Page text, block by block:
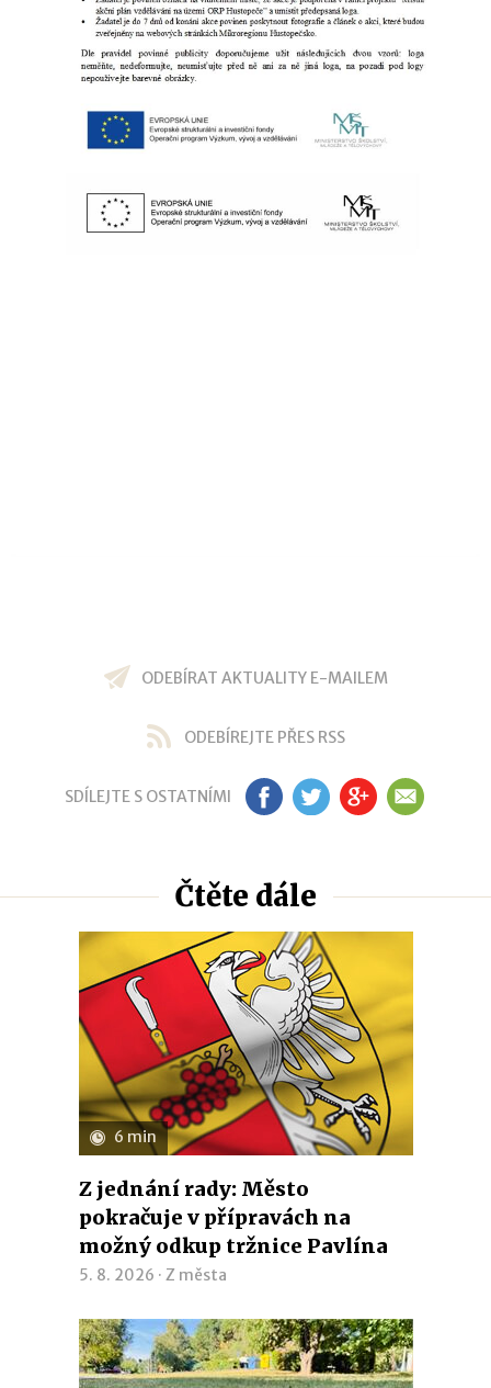
ODEBÍRAT AKTUALITY E-MAILEM
ODEBÍREJTE PŘES RSS
SDÍLEJTE S OSTATNÍMI FB TW GP EM
Čtěte dále
6 min
Z jednání rady: Město
pokračuje v přípravách na
možný odkup tržnice Pavlína
5. 8. 2026 · Z města